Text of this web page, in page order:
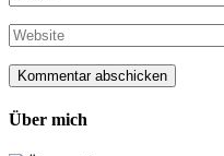
Über mich